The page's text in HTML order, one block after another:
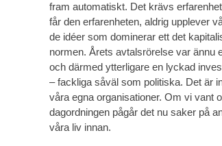
fram automatiskt. Det krävs
får den erfarenheten, aldrig upplever
de idéer som dominerar ett det
normen. Årets avtalsrörelse var ännu
och därmed ytterligare en lyckad
– fackliga såväl som politiska. Det är
våra egna organisationer. Om vi vant
dagordningen pågår det nu saker på
våra liv innan.